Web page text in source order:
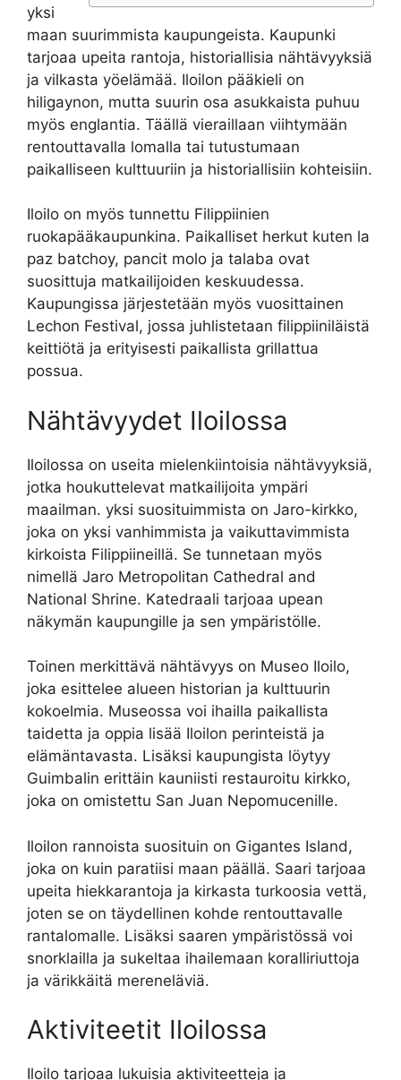
yksi
maan suurimmista kaupungeista. Kaupunki
tarjoaa upeita rantoja, historiallisia nähtävyyksiä
ja vilkasta yöelämää. Iloilon pääkieli on
hiligaynon, mutta suurin osa asukkaista puhuu
myös englantia. Täällä vieraillaan viihtymään
rentouttavalla lomalla tai tutustumaan
paikalliseen kulttuuriin ja historiallisiin kohteisiin.
Iloilo on myös tunnettu Filippiinien
ruokapääkaupunkina. Paikalliset herkut kuten la
paz batchoy, pancit molo ja talaba ovat
suosittuja matkailijoiden keskuudessa.
Kaupungissa järjestetään myös vuosittainen
Lechon Festival, jossa juhlistetaan filippiiniläistä
keittiötä ja erityisesti paikallista grillattua
possua.
Nähtävyydet Iloilossa
Iloilossa on useita mielenkiintoisia nähtävyyksiä,
jotka houkuttelevat matkailijoita ympäri
maailman. yksi suosituimmista on Jaro-kirkko,
joka on yksi vanhimmista ja vaikuttavimmista
kirkoista Filippiineillä. Se tunnetaan myös
nimellä Jaro Metropolitan Cathedral and
National Shrine. Katedraali tarjoaa upean
näkymän kaupungille ja sen ympäristölle.
Toinen merkittävä nähtävyys on Museo Iloilo,
joka esittelee alueen historian ja kulttuurin
kokoelmia. Museossa voi ihailla paikallista
taidetta ja oppia lisää Iloilon perinteistä ja
elämäntavasta. Lisäksi kaupungista löytyy
Guimbalin erittäin kauniisti restauroitu kirkko,
joka on omistettu San Juan Nepomucenille.
Iloilon rannoista suosituin on Gigantes Island,
joka on kuin paratiisi maan päällä. Saari tarjoaa
upeita hiekkarantoja ja kirkasta turkoosia vettä,
joten se on täydellinen kohde rentouttavalle
rantalomalle. Lisäksi saaren ympäristössä voi
snorklailla ja sukeltaa ihailemaan koralliriuttoja
ja värikkäitä mereneläviä.
Aktiviteetit Iloilossa
Iloilo tarjoaa lukuisia aktiviteetteja ja